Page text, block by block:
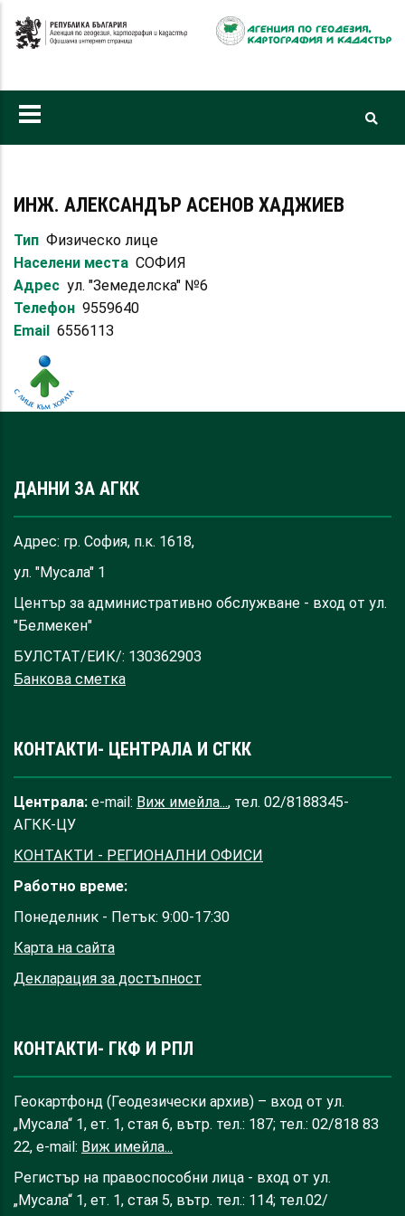
към
ИНЖ. АЛЕКСАНДЪР АСЕНОВ ХАДЖИЕВ
Тип Физическо лице
Населени места СОФИЯ
Адрес ул. "Земеделска" №6
Телефон 9559640
Email
6556113
ДАННИ ЗА АГКК
Адрес: гр. София, п.к. 1618,
ул. "Мусала" 1
Център за административно обслужване - вход от ул.
"Белмекен"
БУЛСТАТ/ЕИК/: 130362903
Банкова сметка
КОНТАКТИ- ЦЕНТРАЛА И СГКК
Централа: e-mail: Виж имейла..., тел. 02/8188345-
АГКК-ЦУ
КОНТАКТИ - РЕГИОНАЛНИ ОФИСИ
Работно време:
Понеделник - Петък: 9:00-17:30
Карта на сайта
Декларация за достъпност
КОНТАКТИ- ГКФ И РПЛ
Геокартфонд (Геодезически архив) – вход от ул.
„Мусала“ 1, ет. 1, стая 6, вътр. тел.: 187; тел.: 02/818 83
22, e-mail: Виж имейла...
Регистър на правоспособни лица - вход от ул.
„Мусала“ 1, ет. 1, стая 5, вътр. тел.: 114; тел.02/